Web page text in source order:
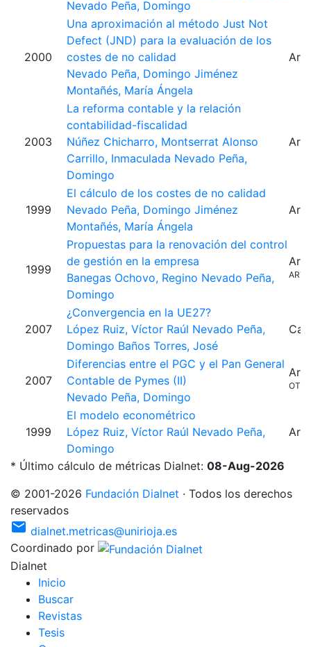
Nevado Peña, Domingo
2000
Una aproximación al método Just Not
Defect (JND) para la evaluación de los
costes de no calidad
Nevado Peña, Domingo Jiménez
Montañés, María Ángela
2003
La reforma contable y la relación
contabilidad-fiscalidad
Núñez Chicharro, Montserrat Alonso
Carrillo, Inmaculada Nevado Peña,
Domingo
1999
El cálculo de los costes de no calidad
Nevado Peña, Domingo Jiménez
Montañés, María Ángela
1999
Propuestas para la renovación del control
de gestión en la empresa
Banegas Ochovo, Regino Nevado Peña,
Domingo
2007
¿Convergencia en la UE27?
López Ruiz, Víctor Raúl Nevado Peña,
Domingo Baños Torres, José
2007
Diferencias entre el PGC y el Pan General
Contable de Pymes (II)
Nevado Peña, Domingo
1999
El modelo econométrico
López Ruiz, Víctor Raúl Nevado Peña,
Domingo
* Último cálculo de métricas Dialnet: 08-Aug-2026
© 2001-2026 Fundación Dialnet · Todos los derechos
reservados
mail dialnet.metricas@unirioja.es
Coordinado por
Dialnet
Inicio
Buscar
Revistas
Tesis